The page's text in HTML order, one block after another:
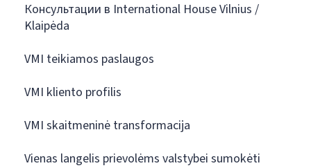
Консультации в International House Vilnius /
Klaipėda
VMI teikiamos paslaugos
VMI kliento profilis
VMI skaitmeninė transformacija
Vienas langelis prievolėms valstybei sumokėti